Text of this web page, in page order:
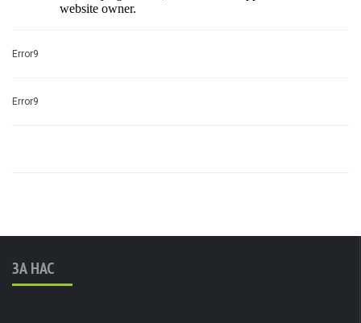
Error9
Error9
ЗА НАС